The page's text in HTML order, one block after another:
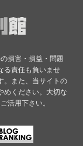
損害・損益・問題
る責任も負いませ
。また、当サイトの
めください。大切な
活用下さい。